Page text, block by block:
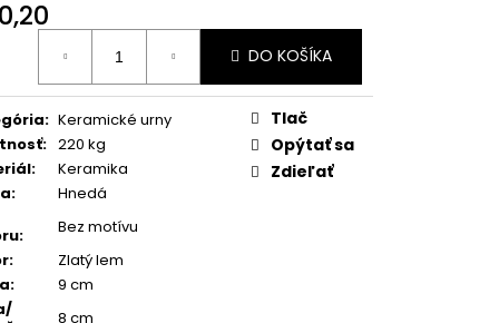
DO KOŠÍKA
: Keramické urny
: 220 kg
:
Keramika
:
Hnedá
:
Bez motívu
:
Zlatý lem
:
9 cm
8 cm
Tlač
Opýtať sa
Zdieľať
MODRÝ ACHÁT